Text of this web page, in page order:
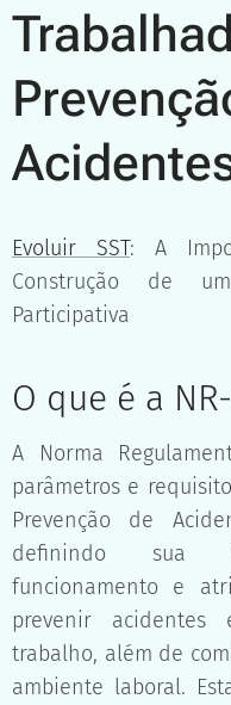
Evoluir SST: A
Construção de
Participativa
O que é a
A Norma
parâmetros e
Prevenção de
definindo sua
funcionamento e
prevenir acidentes
trabalho, além de
ambiente laboral.